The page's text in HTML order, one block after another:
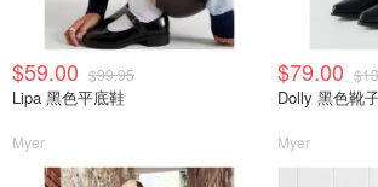
$59.00 $99.95
Lipa 黑色平底鞋
Myer
$79.00
Dolly 黑色靴
Myer